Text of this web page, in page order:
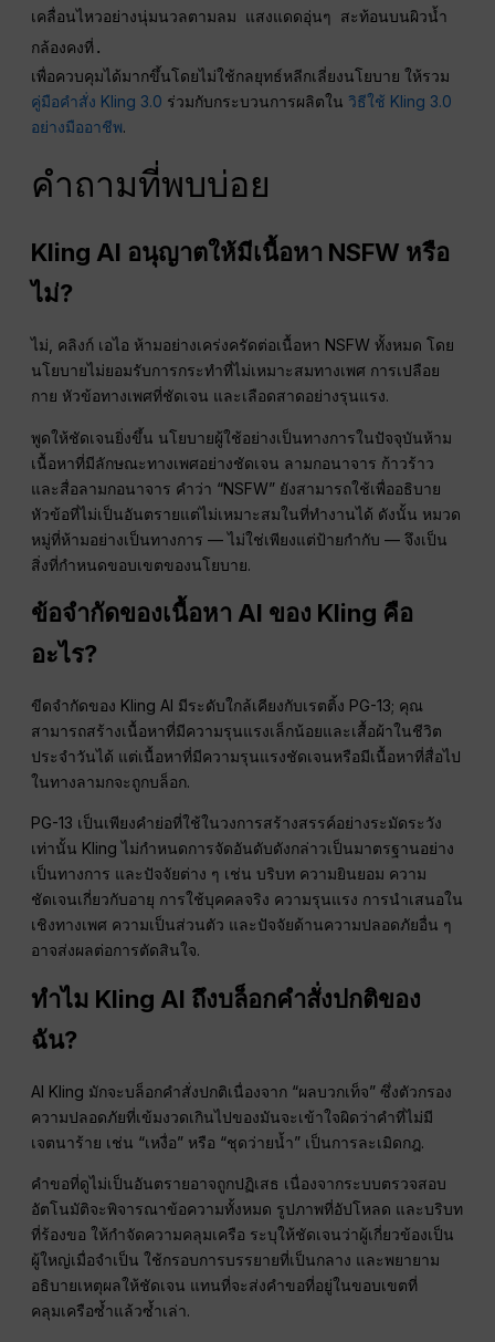
เคลื่อนไหวอย่างนุ่มนวลตามลม แสงแดดอุ่นๆ สะท้อนบนผิวน้ำ
กล้องคงที่.
เพื่อควบคุมได้มากขึ้นโดยไม่ใช้กลยุทธ์หลีกเลี่ยงนโยบาย ให้รวม
คู่มือคำสั่ง Kling 3.0 ร่วมกับกระบวนการผลิตใน วิธีใช้ Kling 3.0
อย่างมืออาชีพ.
คำถามที่พบบ่อย
Kling AI อนุญาตให้มีเนื้อหา NSFW หรือ
ไม่?
ไม่, คลิงก์ เอไอ ห้ามอย่างเคร่งครัดต่อเนื้อหา NSFW ทั้งหมด โดย
นโยบายไม่ยอมรับการกระทำที่ไม่เหมาะสมทางเพศ การเปลือย
กาย หัวข้อทางเพศที่ชัดเจน และเลือดสาดอย่างรุนแรง.
พูดให้ชัดเจนยิ่งขึ้น นโยบายผู้ใช้อย่างเป็นทางการในปัจจุบันห้าม
เนื้อหาที่มีลักษณะทางเพศอย่างชัดเจน ลามกอนาจาร ก้าวร้าว
และสื่อลามกอนาจาร คำว่า “NSFW” ยังสามารถใช้เพื่ออธิบาย
หัวข้อที่ไม่เป็นอันตรายแต่ไม่เหมาะสมในที่ทำงานได้ ดังนั้น หมวด
หมู่ที่ห้ามอย่างเป็นทางการ — ไม่ใช่เพียงแต่ป้ายกำกับ — จึงเป็น
สิ่งที่กำหนดขอบเขตของนโยบาย.
ข้อจำกัดของเนื้อหา AI ของ Kling คือ
อะไร?
ขีดจำกัดของ Kling AI มีระดับใกล้เคียงกับเรตติ้ง PG-13; คุณ
สามารถสร้างเนื้อหาที่มีความรุนแรงเล็กน้อยและเสื้อผ้าในชีวิต
ประจำวันได้ แต่เนื้อหาที่มีความรุนแรงชัดเจนหรือมีเนื้อหาที่สื่อไป
ในทางลามกจะถูกบล็อก.
PG-13 เป็นเพียงคำย่อที่ใช้ในวงการสร้างสรรค์อย่างระมัดระวัง
เท่านั้น Kling ไม่กำหนดการจัดอันดับดังกล่าวเป็นมาตรฐานอย่าง
เป็นทางการ และปัจจัยต่าง ๆ เช่น บริบท ความยินยอม ความ
ชัดเจนเกี่ยวกับอายุ การใช้บุคคลจริง ความรุนแรง การนำเสนอใน
เชิงทางเพศ ความเป็นส่วนตัว และปัจจัยด้านความปลอดภัยอื่น ๆ
อาจส่งผลต่อการตัดสินใจ.
ทำไม Kling AI ถึงบล็อกคำสั่งปกติของ
ฉัน?
AI Kling มักจะบล็อกคำสั่งปกติเนื่องจาก “ผลบวกเท็จ” ซึ่งตัวกรอง
ความปลอดภัยที่เข้มงวดเกินไปของมันจะเข้าใจผิดว่าคำที่ไม่มี
เจตนาร้าย เช่น “เหงื่อ” หรือ “ชุดว่ายน้ำ” เป็นการละเมิดกฎ.
คำขอที่ดูไม่เป็นอันตรายอาจถูกปฏิเสธ เนื่องจากระบบตรวจสอบ
อัตโนมัติจะพิจารณาข้อความทั้งหมด รูปภาพที่อัปโหลด และบริบท
ที่ร้องขอ ให้กำจัดความคลุมเครือ ระบุให้ชัดเจนว่าผู้เกี่ยวข้องเป็น
ผู้ใหญ่เมื่อจำเป็น ใช้กรอบการบรรยายที่เป็นกลาง และพยายาม
อธิบายเหตุผลให้ชัดเจน แทนที่จะส่งคำขอที่อยู่ในขอบเขตที่
คลุมเครือซ้ำแล้วซ้ำเล่า.